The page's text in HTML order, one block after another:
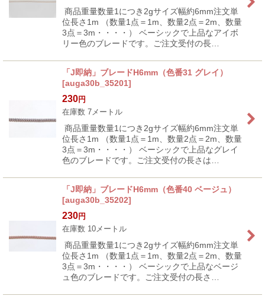
商品重量数量1につき2gサイズ幅約6mm注文単
位長さ1m （数量1点＝1m、数量2点＝2m、数量
3点＝3m・・・・） ベーシックで上品なアイボ
リー色のブレードです。ご注文受付の長…
「J即納」ブレードH6mm（色番31 グレイ）
[auga30b_35201]
230円
在庫数 7メートル
商品重量数量1につき2gサイズ幅約6mm注文単
位長さ1m （数量1点＝1m、数量2点＝2m、数量
3点＝3m・・・・） ベーシックで上品なグレイ
色のブレードです。ご注文受付の長さは…
「J即納」ブレードH6mm（色番40 ベージュ）
[auga30b_35202]
230円
在庫数 10メートル
商品重量数量1につき2gサイズ幅約6mm注文単
位長さ1m （数量1点＝1m、数量2点＝2m、数量
3点＝3m・・・・） ベーシックで上品なベージ
ュ色のブレードです。ご注文受付の長さ…